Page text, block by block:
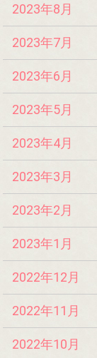
2023年8月
2023年7月
2023年6月
2023年5月
2023年4月
2023年3月
2023年2月
2023年1月
2022年12月
2022年11月
2022年10月